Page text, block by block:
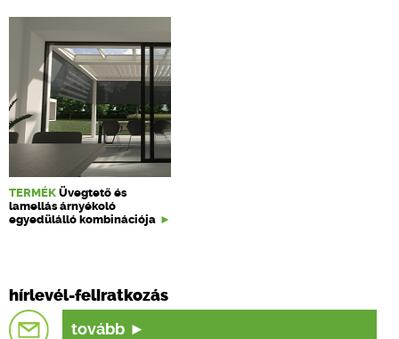
TERMÉK Üvegtető és
lamellás árnyékoló
egyedülálló kombinációja
hírlevél-feliratkozás
tovább